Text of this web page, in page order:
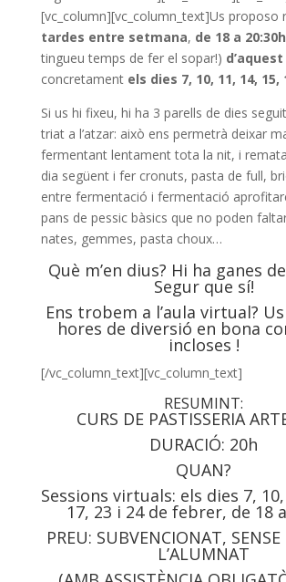
[vc_column][vc_column_text]Us proposo
tardes entre setmana, de 18 a
tingueu temps de fer el sopar!)
concretament els dies 7, 10, 11, 14, 15,
Si us hi fixeu, hi ha 3 parells de dies
triat a l’atzar: això ens permetrà deixar
fermentant lentament tota la nit, i
dia següent i fer cronuts, pasta de full,
entre fermentació i fermentació
pans de pessic bàsics que no poden
nates, gemmes, pasta choux…
Què m’en dius? Hi ha ganes
Segur que sí!
Ens trobem a l’aula virtual?
hores de diversió en bona
incloses !
[/vc_column_text][vc_column_text]
RESUMINT:
CURS DE PASTISSERIA
DURACIÓ: 20h
QUAN?
Sessions virtuals: els dies 7,
17, 23 i 24 de febrer, de 18
PREU: SUBVENCIONAT, SENSE
L’ALUMNAT